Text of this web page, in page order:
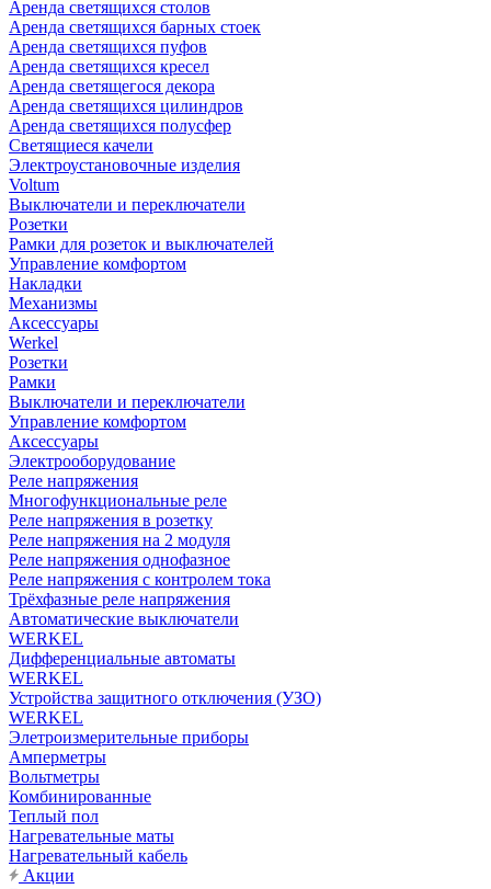
Аренда светящихся столов
Аренда светящихся барных стоек
Аренда светящихся пуфов
Аренда светящихся кресел
Аренда светящегося декора
Аренда светящихся цилиндров
Аренда светящихся полусфер
Светящиеся качели
Электроустановочные изделия
Voltum
Выключатели и переключатели
Розетки
Рамки для розеток и выключателей
Управление комфортом
Накладки
Механизмы
Аксессуары
Werkel
Розетки
Рамки
Выключатели и переключатели
Управление комфортом
Аксессуары
Электрооборудование
Реле напряжения
Многофункциональные реле
Реле напряжения в розетку
Реле напряжения на 2 модуля
Реле напряжения однофазное
Реле напряжения с контролем тока
Трёхфазные реле напряжения
Автоматические выключатели
WERKEL
Дифференциальные автоматы
WERKEL
Устройства защитного отключения (УЗО)
WERKEL
Элетроизмерительные приборы
Амперметры
Вольтметры
Комбинированные
Теплый пол
Нагревательные маты
Нагревательный кабель
Акции